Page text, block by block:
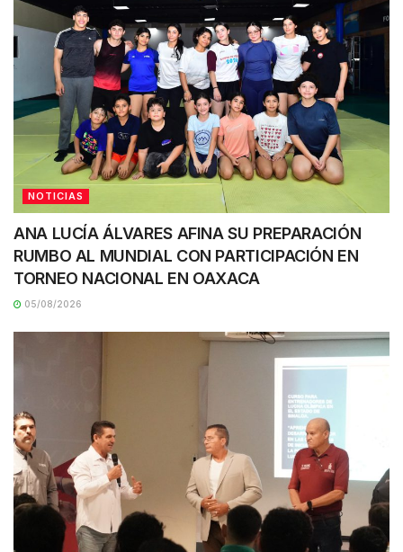
NOTICIAS
ANA LUCÍA ÁLVARES AFINA SU PREPARACIÓN
RUMBO AL MUNDIAL CON PARTICIPACIÓN EN
TORNEO NACIONAL EN OAXACA
05/08/2026